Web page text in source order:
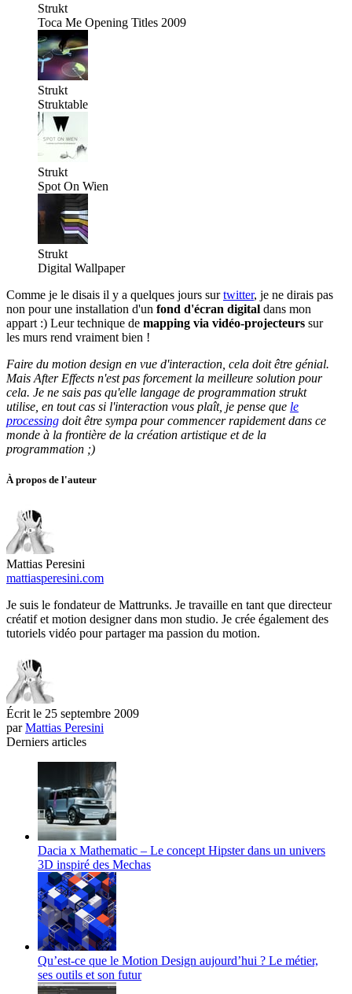
Strukt
Toca Me Opening Titles 2009
Strukt
Struktable
Strukt
Spot On Wien
Strukt
Digital Wallpaper
Comme je le disais il y a quelques jours surtwitter, je ne dirais pas
non pour une installation d'un fond d'écran digital dans mon
appart :) Leur technique de mapping via vidéo-projecteurs sur
les murs rend vraiment bien !
Faire du motion design en vue d'interaction, cela doit être génial.
Mais After Effects n'est pas forcement la meilleure solution pour
cela. Je ne sais pas qu'elle langage de programmation strukt
utilise, en tout cas si l'interaction vous plaît, je pense que le
processing doit être sympa pour commencer rapidement dans ce
monde à la frontière de la création artistique et de la
programmation ;)
À propos de l'auteur
Mattias Peresini
mattiasperesini.com
Je suis le fondateur de Mattrunks. Je travaille en tant que directeur
créatif et motion designer dans mon studio. Je crée également des
tutoriels vidéo pour partager ma passion du motion.
Écrit le 25 septembre 2009
parMattias Peresini
Derniers articles
Dacia x Mathematic – Le concept Hipster dans un univers
3D inspiré des Mechas
Qu’est-ce que le Motion Design aujourd’hui ? Le métier,
ses outils et son futur